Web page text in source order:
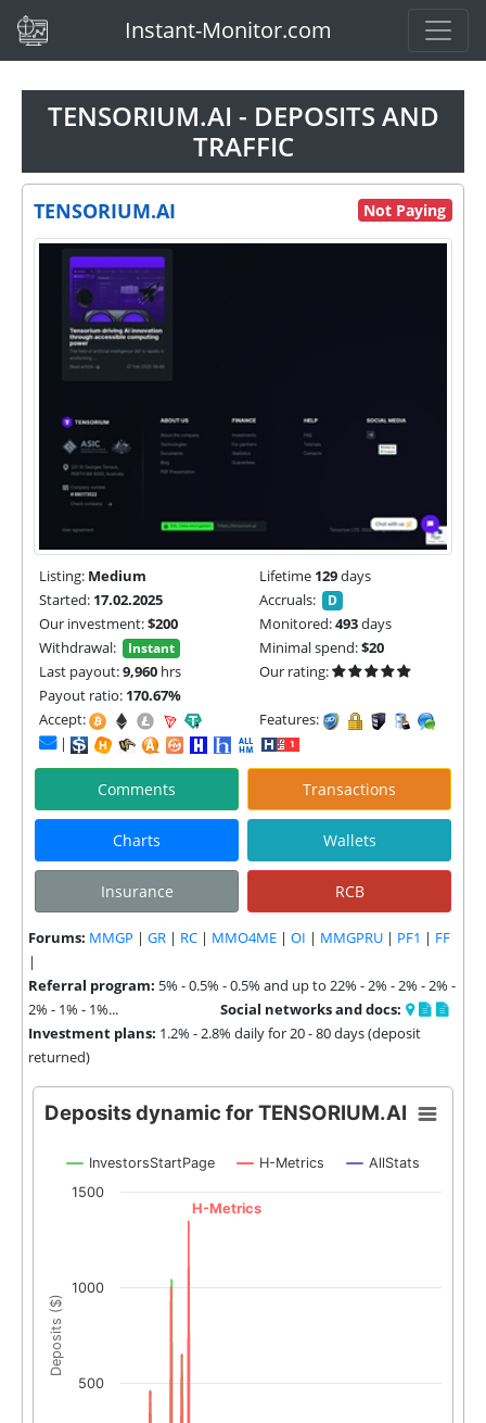
(current)Instant-Monitor.com
TENSORIUM.AI - DEPOSITS AND
TRAFFIC
TENSORIUM.AI Not Paying
Listing: Medium Lifetime 129days
Started: 17.02.2025 Accruals: D
Our investment:$200 Monitored:493days
Withdrawal:
Instant Minimal spend:$20
Last payout:9,960 hrs
Our rating:
Payout ratio: 170.67%
Accept:
Features:
|
Comments Transactions
Charts Wallets
Insurance RCB
Forums: MMGP | GR | RC | MMO4ME | OI | MMGPRU | PF1 | FF
|
Referral program: 5% - 0.5% - 0.5% and up to 22% - 2% - 2% - 2% -
2% - 1% - 1%...
Social networks and docs:
Investment plans: 1.2% - 2.8% daily for 20 - 80 days (deposit
returned)
Deposits ($)
H-Metrics
Deposits dynamic for TENSORIUM.AI
InvestorsStartPage H-Metrics AllStats
500
1000
1500